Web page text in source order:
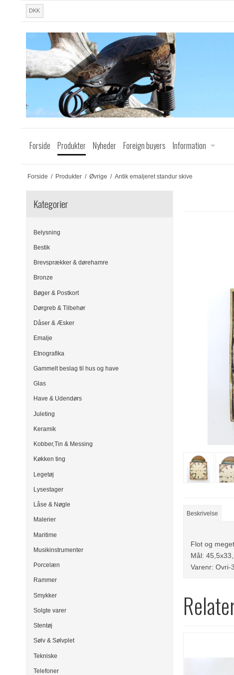
DKK
Forside Produkter Nyheder Foreign buyers Information
Forside / Produkter / Øvrige / Antik emaljeret standur skive
Kategorier
Belysning
Bestik
Brevsprækker & dørehamre
Bronze
Bøger & Postkort
Dørgreb & Tilbehør
Dåser & Æsker
Emalje
Etnografika
Gammelt beslag til hus og have
Glas
Have & Udendørs
Juleting
Keramik
Kobber,Tin & Messing
Køkken ting
Legetøj
Lysestager
Låse & Nøgle
Malerier
Maritime
Musikinstrumenter
Porcelæn
Rammer
Smykker
Solgte varer
Stentøj
Sølv & Sølvplet
Tekniske
Telefoner
Beskrivelse
Flot og
Mål:
Varenr: Ovri-